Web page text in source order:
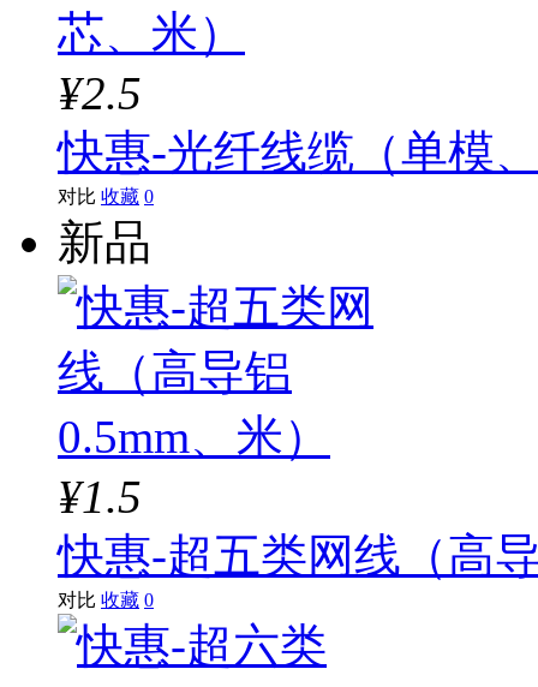
¥2.5
快惠-光纤线缆（单模
对比 收藏 0
新品
¥1.5
快惠-超五类网线（高
对比 收藏 0